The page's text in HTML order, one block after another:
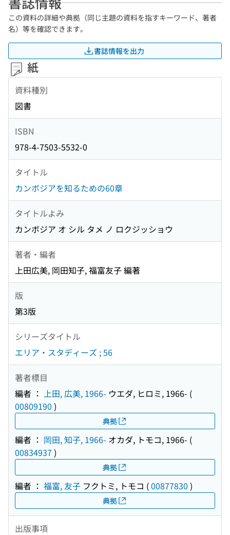
この資料の詳細や典拠（同じ主題の資料を指すキーワード、著者
名）等を確認できます。
書誌情報を出力
紙
資料種別
図書
ISBN
978-4-7503-5532-0
タイトル
カンボジアを知るための60章
タイトルよみ
カンボジア オ シル タメ ノ ロクジッショウ
著者・編者
上田広美, 岡田知子, 福富友子 編著
版
第3版
シリーズタイトル
エリア・スタディーズ ; 56
著者標目
編者 ： 上田, 広美, 1966- ウエダ, ヒロミ, 1966- (
00809190 )
典拠
編者 ： 岡田, 知子, 1966- オカダ, トモコ, 1966- (
00834937 )
典拠
編者 ： 福富, 友子 フクトミ, トモコ (00877830 )
典拠
出版事項